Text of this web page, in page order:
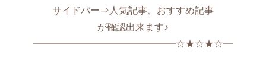
サイドバー⇒人気記事、おすすめ記事
が確認出来ます♪
━━━━━━━━━━━━━━━☆★☆★☆━